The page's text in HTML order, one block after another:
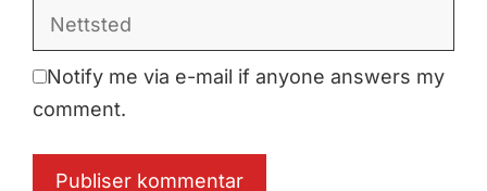
Nettsted
Notify me via e-mail if anyone answers my
comment.